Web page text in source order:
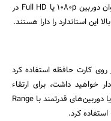
حداقل دوربین در یک هلیشات حرفه‌ای را می‌توان دوربین ۱۰۸۰p یا Full HD در
روی کارت حافظه استفاده کرد
خواهید داشت، برای ارتقاء
می‌توان از دوربین‌های 4k با ارسال تصویر Wifi یا دوربین‌های قدرتمند با Range